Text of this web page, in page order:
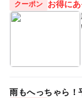
クーポン
お得に
雨もへっちゃら！